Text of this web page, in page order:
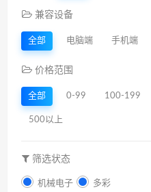
兼容设备
全部 电脑端 手机端
价格范围
全部 0-99 100-199
500以上
筛选状态
机械电子 多彩